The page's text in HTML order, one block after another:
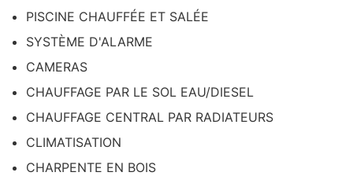
PISCINE CHAUFFÉE ET SALÉE
SYSTÈME D'ALARME
CAMERAS
CHAUFFAGE PAR LE SOL EAU/DIESEL
CHAUFFAGE CENTRAL PAR RADIATEURS
CLIMATISATION
CHARPENTE EN BOIS